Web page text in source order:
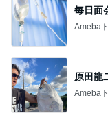
原田龍
Ameba